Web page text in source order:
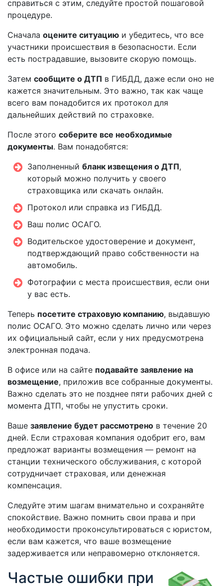
справиться с этим, следуйте простой пошаговой
процедуре.
Сначала оцените ситуацию и убедитесь, что все
участники происшествия в безопасности. Если
есть пострадавшие, вызовите скорую помощь.
Затем сообщите о ДТП в ГИБДД, даже если оно не
кажется значительным. Это важно, так как чаще
всего вам понадобится их протокол для
дальнейших действий по страховке.
После этого соберите все необходимые
документы. Вам понадобятся:
Заполненный бланк извещения о ДТП,
который можно получить у своего
страховщика или скачать онлайн.
Протокол или справка из ГИБДД.
Ваш полис ОСАГО.
Водительское удостоверение и документ,
подтверждающий право собственности на
автомобиль.
Фотографии с места происшествия, если они
у вас есть.
Теперь посетите страховую компанию, выдавшую
полис ОСАГО. Это можно сделать лично или через
их официальный сайт, если у них предусмотрена
электронная подача.
В офисе или на сайте подавайте заявление на
возмещение, приложив все собранные документы.
Важно сделать это не позднее пяти рабочих дней с
момента ДТП, чтобы не упустить сроки.
Ваше заявление будет рассмотрено в течение 20
дней. Если страховая компания одобрит его, вам
предложат варианты возмещения — ремонт на
станции технического обслуживания, с которой
сотрудничает страховая, или денежная
компенсация.
Следуйте этим шагам внимательно и сохраняйте
спокойствие. Важно помнить свои права и при
необходимости проконсультироваться с юристом,
если вам кажется, что ваше возмещение
задерживается или неправомерно отклоняется.
Частые ошибки при